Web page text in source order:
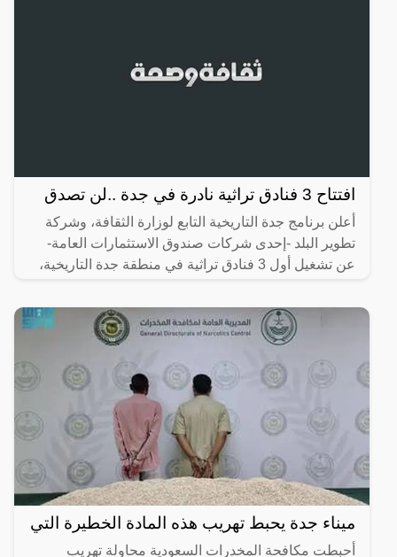
افتتاح 3 فنادق تراثية نادرة في جدة ..لن تصدق
أعلن برنامج جدة التاريخية التابع لوزارة الثقافة، وشركة
تطوير البلد -إحدى شركات صندوق الاستثمارات العامة-
عن تشغيل أول 3 فنادق تراثية في منطقة جدة التاريخية،
ميناء جدة يحبط تهريب هذه المادة الخطيرة التي
أحبطت مكافحة المخدرات السعودية محاولة تهريب